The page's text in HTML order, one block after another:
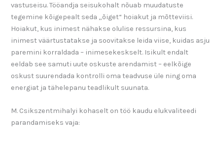
vastuseisu. Tööandja seisukohalt nõuab muudatuste
tegemine kõigepealt seda „õiget“ hoiakut ja mõtteviisi.
Hoiakut, kus inimest nähakse olulise ressursina, kus
inimest väärtustatakse ja soovitakse leida viise, kuidas asju
paremini korraldada – inimesekeskselt. Isikult endalt
eeldab see samuti uute oskuste arendamist – eelkõige
oskust suurendada kontrolli oma teadvuse üle ning oma
energiat ja tähelepanu teadlikult suunata.
M. Csikszentmihalyi kohaselt on töö kaudu elukvaliteedi
parandamiseks vaja: